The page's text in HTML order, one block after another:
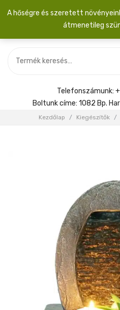
SZOBANÖVÉNY
KIEGÉSZÍTŐK
Menyasszonyi
Telefonszámunk:
Boltunk címe: 1082 Bp.
Kezdőlap / Kiegészítők /
A hőségre és szeretett
átmenetileg